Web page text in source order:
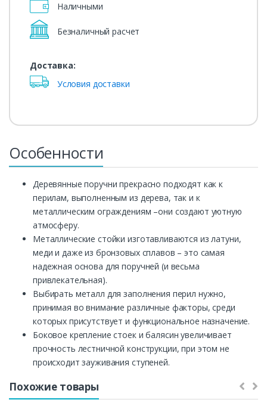
Наличными
Безналичный расчет
Доставка:
Условия доставки
Особенности
Деревянные поручни прекрасно подходят как к
перилам, выполненным из дерева, так и к
металлическим ограждениям –они создают уютную
атмосферу.
Металлические стойки изготавливаются из латуни,
меди и даже из бронзовых сплавов – это самая
надежная основа для поручней (и весьма
привлекательная).
Выбирать металл для заполнения перил нужно,
принимая во внимание различные факторы, среди
которых присутствует и функциональное назначение.
Боковое крепление стоек и балясин увеличивает
прочность лестничной конструкции, при этом не
происходит зауживания ступеней.
Похожие товары